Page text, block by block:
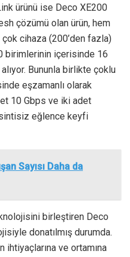
ürünü ise Deco XE200
çözümü olan ürün, hem
cihaza (200’den fazla)
birimlerinin içerisinde 16
Bununla birlikte çoklu
eşzamanlı olarak
10 Gbps ve iki adet
eğlence keyfi
Sayısı Daha da
birleştiren Deco
donatılmış durumda.
ihtiyaçlarına ve ortamına